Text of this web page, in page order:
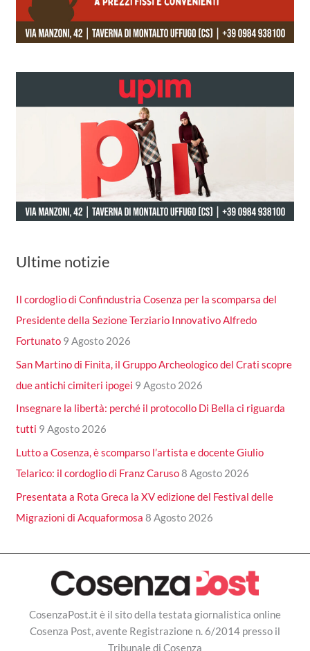
Ultime notizie
Il cordoglio di Confindustria Cosenza per la scomparsa del
Presidente della Sezione Terziario Innovativo Alfredo
Fortunato 9 Agosto 2026
San Martino di Finita, il Gruppo Archeologico del Crati scopre
due antichi cimiteri ipogei 9 Agosto 2026
Insegnare la libertà: perché il protocollo Di Bella ci riguarda
tutti 9 Agosto 2026
Lutto a Cosenza, è scomparso l’artista e docente Giulio
Telarico: il cordoglio di Franz Caruso8 Agosto 2026
Presentata a Rota Greca la XV edizione del Festival delle
Migrazioni di Acquaformosa 8 Agosto 2026
CosenzaPost.it è il sito della testata giornalistica online
Cosenza Post, avente Registrazione n. 6/2014 presso il
Tribunale di Cosenza